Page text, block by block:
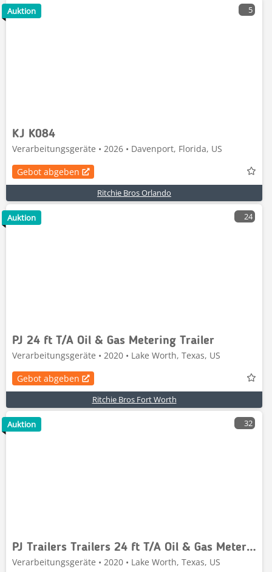
5
KJ K084
Verarbeitungsgeräte • 2026 • Davenport, Florida, US
Gebot abgeben
Ritchie Bros Orlando
Auktion
24
PJ 24 ft T/A Oil & Gas Metering Trailer
Verarbeitungsgeräte • 2020 • Lake Worth, Texas, US
Gebot abgeben
Ritchie Bros Fort Worth
Auktion
32
PJ Trailers Trailers 24 ft T/A Oil & Gas Metering Tra
Verarbeitungsgeräte • 2020 • Lake Worth, Texas, US
Auktion